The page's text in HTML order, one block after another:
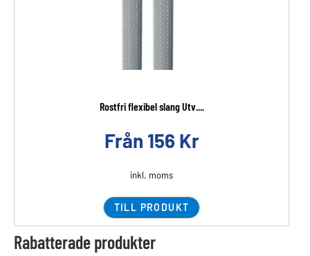
Rostfri flexibel slang Utv....
Från 156 Kr
inkl. moms
TILL PRODUKT
Rabatterade produkter